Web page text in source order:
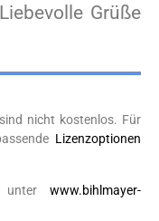
Grüße
nicht kostenlos. Für
Lizenzoptionen
unter www.bihlmayer-